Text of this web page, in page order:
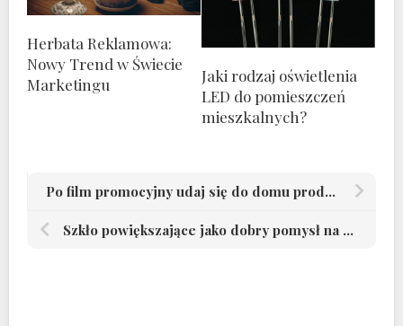
Herbata Reklamowa:
Nowy Trend w Świecie
Marketingu
Jaki rodzaj oświetlenia
LED do pomieszczeń
mieszkalnych?
Po film promocyjny udaj się do domu produkcyjnego
Szkło powiększające jako dobry pomysł na prezent